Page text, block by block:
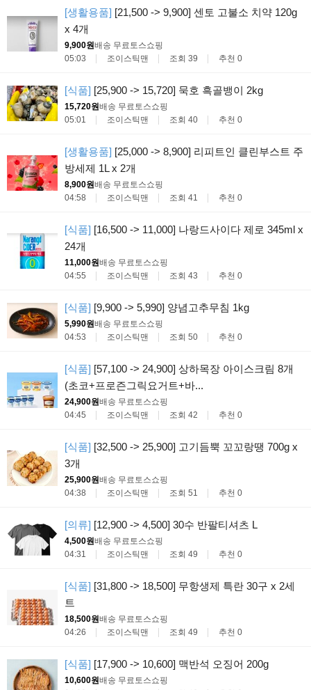
[생활용품] [21,500 -> 9,900] 센토 고불소 치약 120g
x 4개
9,900원배송 무료토스쇼핑
05:03
조이스틱맨 조회 39 추천 0
[식품] [25,900 -> 15,720] 묵호 흑골뱅이 2kg
15,720원배송 무료토스쇼핑
05:01
조이스틱맨 조회 40 추천 0
[생활용품] [25,000 -> 8,900] 리피트인 클린부스트 주
방세제 1L x 2개
8,900원배송 무료토스쇼핑
04:58
조이스틱맨 조회 41 추천 0
[식품] [16,500 -> 11,000] 나랑드사이다 제로 345ml x
24개
11,000원배송 무료토스쇼핑
04:55
조이스틱맨 조회 43 추천 0
[식품] [9,900 -> 5,990] 양념고추무침 1kg
5,990원배송 무료토스쇼핑
04:53
조이스틱맨 조회 50 추천 0
[식품] [57,100 -> 24,900] 상하목장 아이스크림 8개
(초코+프로즌그릭요거트+바...
24,900원배송 무료토스쇼핑
04:45
조이스틱맨 조회 42 추천 0
[식품] [32,500 -> 25,900] 고기듬뿍 꼬꼬랑땡 700g x
3개
25,900원배송 무료토스쇼핑
04:38
조이스틱맨 조회 51 추천 0
[의류] [12,900 -> 4,500] 30수 반팔티셔츠 L
4,500원배송 무료토스쇼핑
04:31
조이스틱맨 조회 49 추천 0
[식품] [31,800 -> 18,500] 무항생제 특란 30구 x 2세
트
18,500원배송 무료토스쇼핑
04:26
조이스틱맨 조회 49 추천 0
[식품] [17,900 -> 10,600] 맥반석 오징어 200g
10,600원배송 무료토스쇼핑